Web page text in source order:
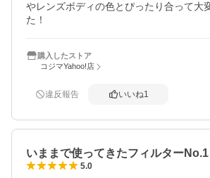
やレンズボディの色とぴったり合って大
た！
購入したストア
コジマYahoo!店
違反報告 いいね1
いままで使ってきたフィルターNo.1
5.0